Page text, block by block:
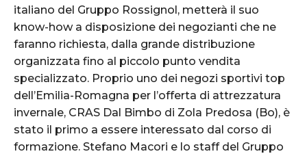
italiano del Gruppo Rossignol, metterà il suo
know-how a disposizione dei negozianti che ne
faranno richiesta, dalla grande distribuzione
organizzata fino al piccolo punto vendita
specializzato. Proprio uno dei negozi sportivi top
dell’Emilia-Romagna per l’offerta di attrezzatura
invernale, CRAS Dal Bimbo di Zola Predosa (Bo), è
stato il primo a essere interessato dal corso di
formazione. Stefano Macori e lo staff del Gruppo